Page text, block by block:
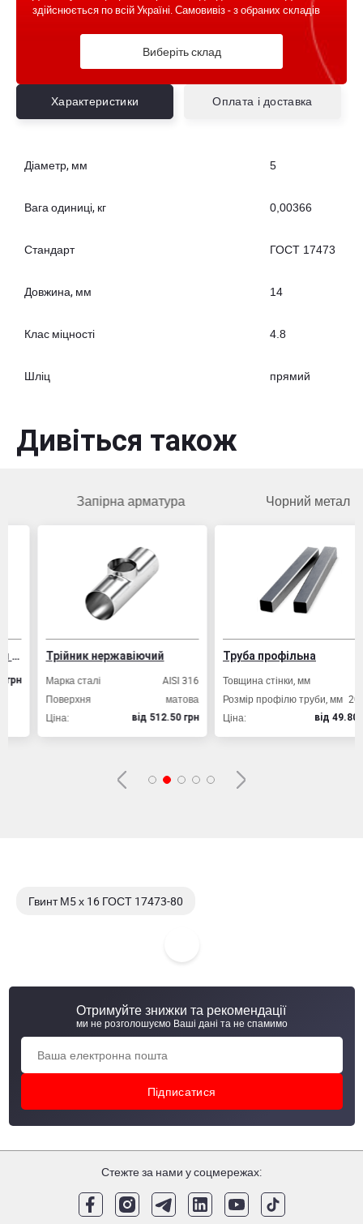
здійснюється по всій Україні. Самовивіз - з обраних складів
Виберіть склад
Характеристики Оплата і доставка
Діаметр, мм 5
Вага одиниці, кг 0,00366
Стандарт ГОСТ 17473
Довжина, мм 14
Клас міцності 4.8
Шліц прямий
Дивіться також
Запірна арматура
Трійник нержавіючий
Марка сталі
AISI 316
Поверхня
матова
Ціна:
вiд 512.50 грн
Чорний метал
Труба профільна
Товщина стінки, мм
Розмір профілю труби, мм 20х20
Ціна:
вiд 49.80 грн
Гвинт М5 х 16 ГОСТ 17473-80
Гвинт М5 х 30 ГОСТ 17473-80
Отримуйте знижки та рекомендації
ми не розголошуємо Ваші дані та не спамимо
Стежте за нами у соцмережах: